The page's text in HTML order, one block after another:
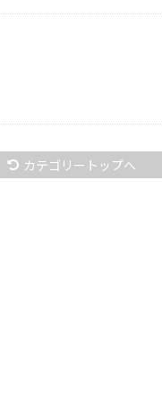
カテゴリートップへ